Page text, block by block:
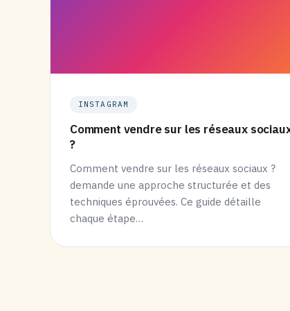
INSTAGRAM
Comment vendre sur les réseaux
?
Comment vendre sur les réseaux sociaux ?
demande une approche structurée et des
techniques éprouvées. Ce guide détaille
chaque étape…